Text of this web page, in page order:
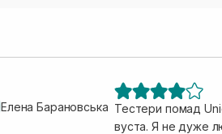
Елена Барановська Тестери помад
вуста. Я не дуже